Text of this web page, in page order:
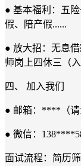
● 基本福利：五
假、陪产假......
● 放大招：无息
师岗上四休三（
四、 加入我们
● 邮箱：****（请
● 微信：
面试流程：简历